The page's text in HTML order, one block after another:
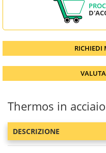
RICHIEDI
Thermos in acciaio
DESCRIZIONE